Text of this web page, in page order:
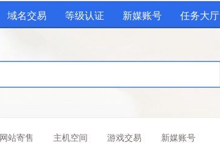
域名交易 等级认证 新媒账号 任务大厅
网站寄售 主机空间 游戏交易 新媒账号